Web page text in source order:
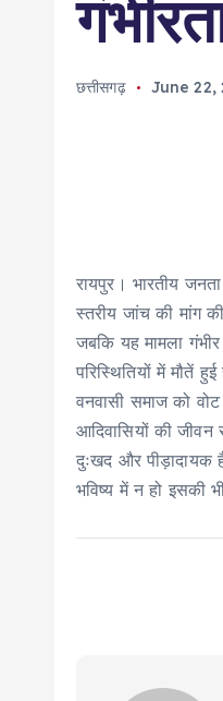
छत्तीसगढ़ June 22,
रायपुर। भारतीय
स्तरीय जांच की मांग
जबकि यह मामला
परिस्थितियों में मौतें
वनवासी समाज को
आदिवासियों की
दुःखद और पीड़ादायक
भविष्य में न हो इसकी